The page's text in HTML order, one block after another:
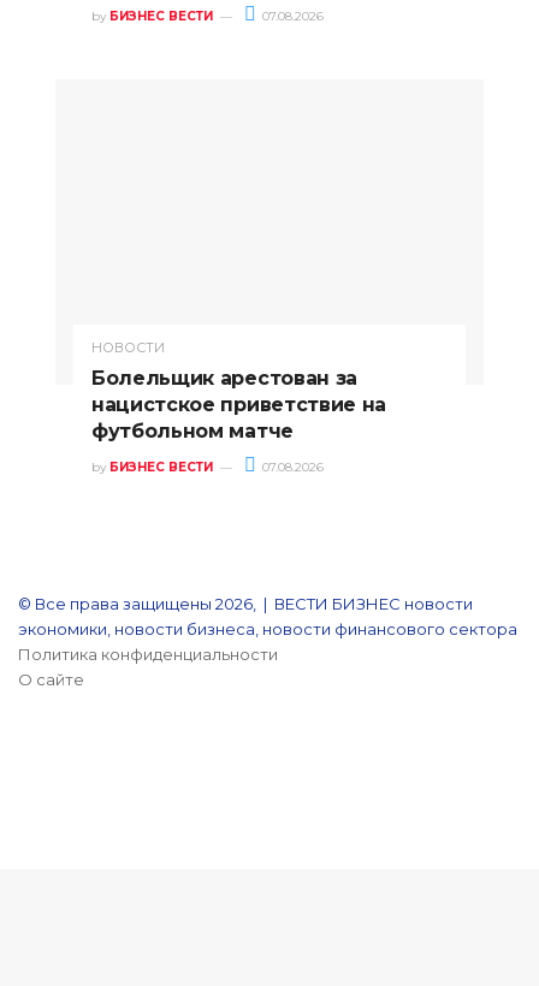
by БИЗНЕС ВЕСТИ 07.08.2026
НОВОСТИ
Болельщик арестован за
нацистское приветствие на
футбольном матче
by БИЗНЕС ВЕСТИ 07.08.2026
© Все права защищены 2026, | ВЕСТИ БИЗНЕС новости
экономики, новости бизнеса, новости финансового сектора
Политика конфиденциальности
О сайте